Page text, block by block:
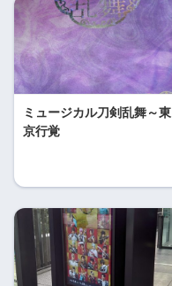
ミュージカル刀剣乱舞～東
京行覚